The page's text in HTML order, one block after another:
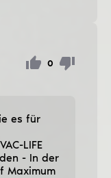
0
es für
LIFE
- In der
Maximum